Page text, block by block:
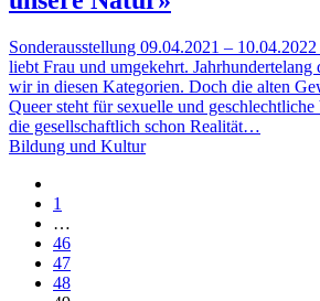
Sonderausstellung 09.04.2021 –
liebt Frau und umgekehrt. Jahrhundertelang
wir in diesen Kategorien. Doch die alten
Queer steht für sexuelle und
die gesellschaftlich schon Realität…
Bildung und Kultur
1
…
46
47
48